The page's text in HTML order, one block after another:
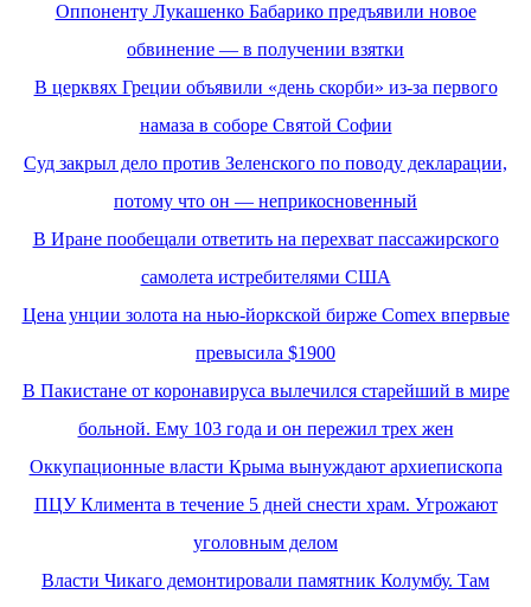
Оппоненту Лукашенко Бабарико предъявили новое
обвинение — в получении взятки
В церквях Греции объявили «день скорби» из-за первого
намаза в соборе Святой Софии
Суд закрыл дело против Зеленского по поводу декларации,
потому что он — неприкосновенный
В Иране пообещали ответить на перехват пассажирского
самолета истребителями США
Цена унции золота на нью-йоркской бирже Comex впервые
превысила $1900
В Пакистане от коронавируса вылечился старейший в мире
больной. Ему 103 года и он пережил трех жен
Оккупационные власти Крыма вынуждают архиепископа
ПЦУ Климента в течение 5 дней снести храм. Угрожают
уголовным делом
Власти Чикаго демонтировали памятник Колумбу. Там